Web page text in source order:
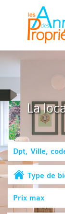
La
Type de